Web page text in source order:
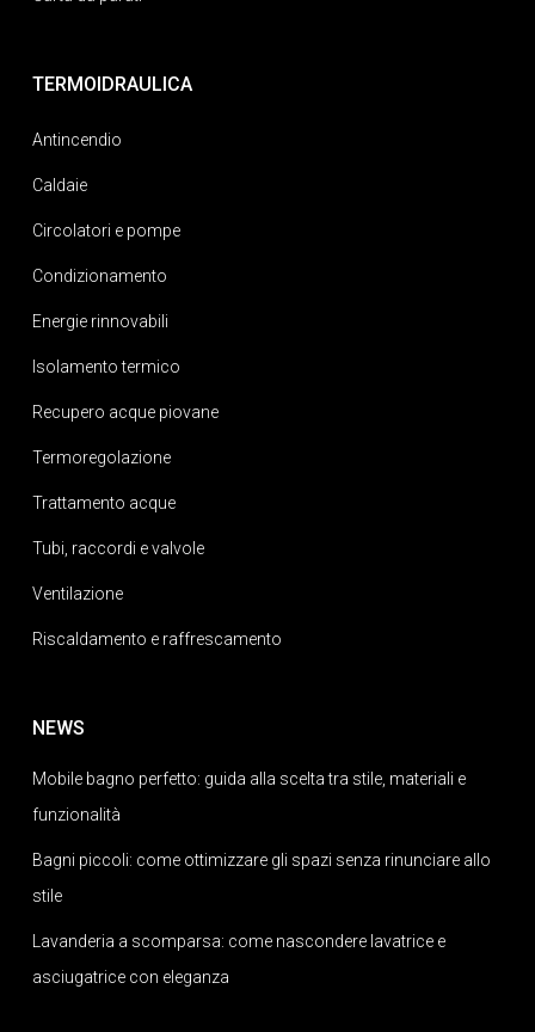
TERMOIDRAULICA
Antincendio
Caldaie
Circolatori e pompe
Condizionamento
Energie rinnovabili
Isolamento termico
Recupero acque piovane
Termoregolazione
Trattamento acque
Tubi, raccordi e valvole
Ventilazione
Riscaldamento e raffrescamento
NEWS
Mobile bagno perfetto: guida alla scelta tra stile, materiali e
funzionalità
Bagni piccoli: come ottimizzare gli spazi senza rinunciare allo
stile
Lavanderia a scomparsa: come nascondere lavatrice e
asciugatrice con eleganza